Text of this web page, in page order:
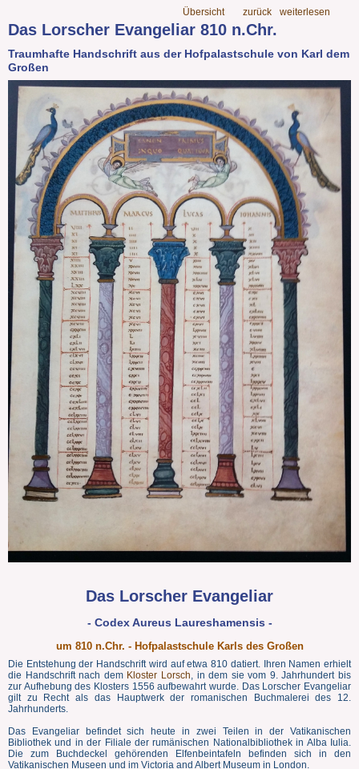
Übersicht zurück weiterlesen
Das Lorscher Evangeliar 810 n.Chr.
Traumhafte Handschrift aus der Hofpalastschule von Karl dem
Großen
Das Lorscher Evangeliar
- Codex Aureus Laureshamensis -
um 810 n.Chr. - Hofpalastschule Karls des Großen
Die Entstehung der Handschrift wird auf etwa 810 datiert. Ihren Namen erhielt
die Handschrift nach dem Kloster Lorsch , in dem sie vom 9. Jahrhundert bis
zur Aufhebung des Klosters 1556 aufbewahrt wurde. Das Lorscher Evangeliar
gilt zu Recht als das Hauptwerk der romanischen Buchmalerei des 12.
Jahrhunderts.
Das Evangeliar befindet sich heute in zwei Teilen in der Vatikanischen
Bibliothek und in der Filiale der rumänischen Nationalbibliothek in Alba Iulia.
Die zum Buchdeckel gehörenden Elfenbeintafeln befinden sich in den
Vatikanischen Museen und im Victoria and Albert Museum in London.